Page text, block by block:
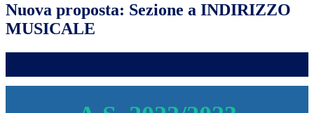
Nuova proposta: Sezione a INDIRIZZO
MUSICALE